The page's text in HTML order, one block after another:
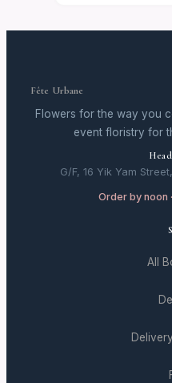
Fête Urbane
Flowers for the way you
event floristry for
G/F, 16 Yik Yam
Order by noon
All